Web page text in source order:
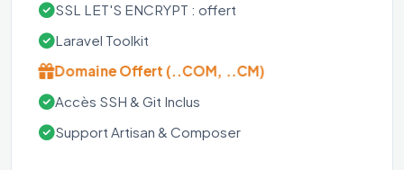
SSL LET'S ENCRYPT : offert
Laravel Toolkit
Domaine Offert (..COM, ..CM)
Accès SSH & Git Inclus
Support Artisan & Composer